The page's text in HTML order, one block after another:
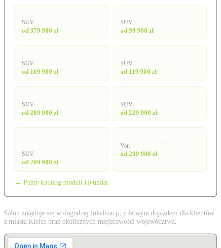
SUV
od 379 900 zł
SUV
od 99 900 zł
SUV
od 169 900 zł
SUV
od 119 900 zł
SUV
od 289 900 zł
SUV
od 229 900 zł
SUV
od 269 900 zł
Van
od 299 900 zł
→ Pełny katalog modeli Hyundai
Salon znajduje się w dogodnej lokalizacji, z łatwym dojazdem dla klientów
z miasta Kielce oraz okolicznych miejscowości województwa.